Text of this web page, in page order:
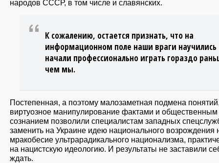
народов СССР, в том числе и славянских.
К сожалению, остается признать, что на
информационном поле наши враги научились
начали профессионально играть гораздо
чем мы.
Постепенная, а поэтому малозаметная подмена
виртуозное манипулирование фактами и общественным
сознанием позволили специалистам западных
заменить на Украине идею национального возрождения
мракобесие ультрарадикального национализма,
на нацистскую идеологию. И результаты не заставили
ждать.